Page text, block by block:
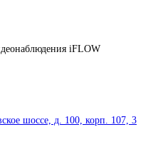
iFLOW
шоссе, д. 100, корп. 107, 3